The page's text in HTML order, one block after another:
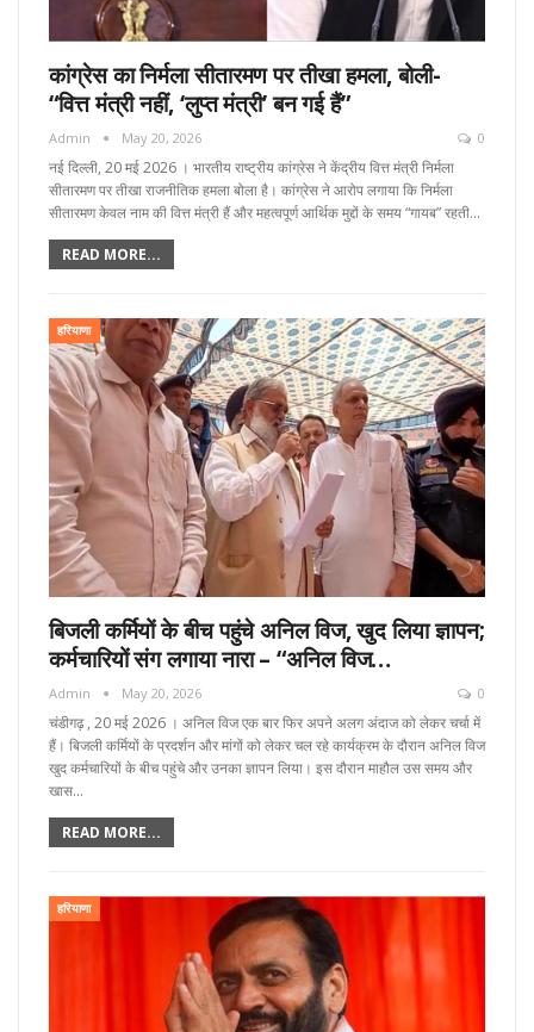
कांग्रेस का निर्मला सीतारमण पर तीखा हमला, बोली-
“वित्त मंत्री नहीं, ‘लुप्त मंत्री’ बन गई हैं”
Admin May 20, 2026 0
नई दिल्ली, 20 मई 2026 । भारतीय राष्ट्रीय कांग्रेस ने केंद्रीय वित्त मंत्री निर्मला
सीतारमण पर तीखा राजनीतिक हमला बोला है। कांग्रेस ने आरोप लगाया कि निर्मला
सीतारमण केवल नाम की वित्त मंत्री हैं और महत्वपूर्ण आर्थिक मुद्दों के समय “गायब” रहती…
READ MORE...
हरियाणा
बिजली कर्मियों के बीच पहुंचे अनिल विज, खुद लिया ज्ञापन;
कर्मचारियों संग लगाया नारा – “अनिल विज…
Admin May 20, 2026 0
चंडीगढ़ , 20 मई 2026 । अनिल विज एक बार फिर अपने अलग अंदाज को लेकर चर्चा में
हैं। बिजली कर्मियों के प्रदर्शन और मांगों को लेकर चल रहे कार्यक्रम के दौरान अनिल विज
खुद कर्मचारियों के बीच पहुंचे और उनका ज्ञापन लिया। इस दौरान माहौल उस समय और
खास…
READ MORE...
हरियाणा